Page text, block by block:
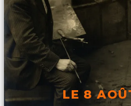
LE 8